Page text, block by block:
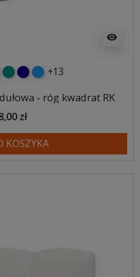
visibility
turkusowy
granatowy
niebieski
+13
- róg kwadrat RK
zł
KOSZYKA